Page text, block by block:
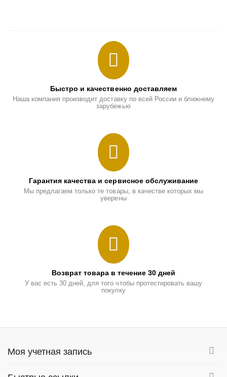
Быстро и качественно доставляем
Наша компания производит доставку по всей России и ближнему
зарубежью
Гарантия качества и сервисное обслуживание
Мы предлагаем только те товары, в качестве которых мы
уверены
Возврат товара в течение 30 дней
У вас есть 30 дней, для того чтобы протестировать вашу
покупку
Моя учетная запись